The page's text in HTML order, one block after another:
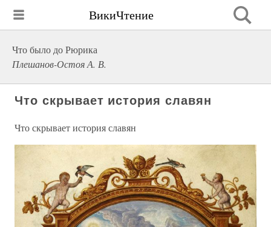
ВикиЧтение
Что было до Рюрика
Плешанов-Остоя А. В.
Что скрывает история славян
Что скрывает история славян